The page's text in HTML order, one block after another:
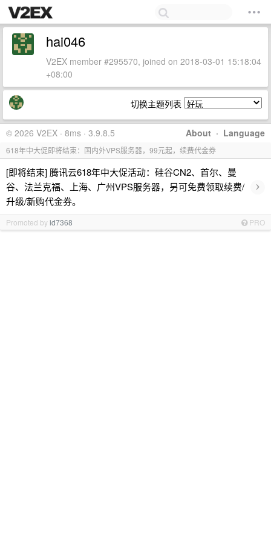
hai046
V2EX member #295570, joined on 2018-03-01 15:18:04
+08:00
切换主题列表
About · Language
© 2026 V2EX · 8ms · 3.9.8.5
618年中大促即将结束：国内外VPS服务器，99元起，续费代金券
[即将结束] 腾讯云618年中大促活动：硅谷CN2、首尔、曼
谷、法兰克福、上海、广州VPS服务器，另可免费领取续费/
升级/新购代金券。
›
Promoted byid7368 PRO